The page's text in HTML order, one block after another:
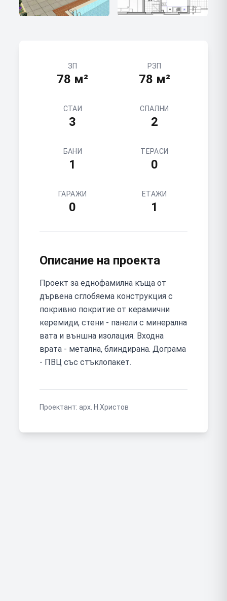
ЗП
78 м²
РЗП
78 м²
СТАИ
3
СПАЛНИ
2
БАНИ
1
ТЕРАСИ
0
ГАРАЖИ
0
ЕТАЖИ
1
Описание на проекта
Проект за еднофамилна къща от
дървена сглобяема конструкция с
покривно покритие от керамични
керемиди, стени - панели с минерална
вата и външна изолация. Входна
врата - метална, блиндирана. Дограма
- ПВЦ със стъклопакет.
Проектант:арх. Н.Христов